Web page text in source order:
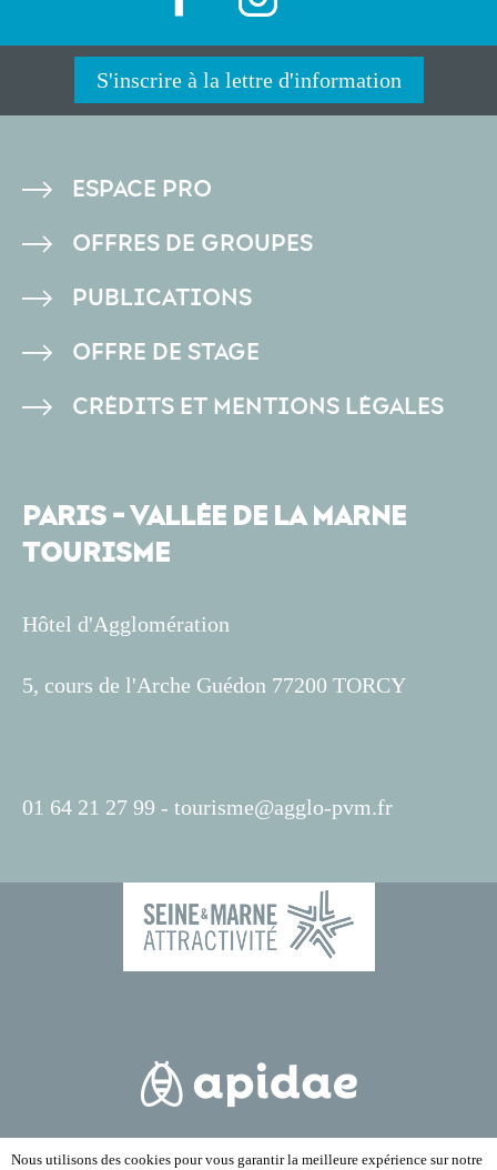
S'inscrire à la lettre d'information
PIED
DE
ESPACE PRO
OFFRES DE GROUPES
PUBLICATIONS
OFFRE DE STAGE
CRÉDITS ET MENTIONS LÉGALES
PARIS - VALLÉE DE LA MARNE
TOURISME
Hôtel d'Agglomération
5, cours de l'Arche Guédon 77200 TORCY
01 64 21 27 99 - tourisme@agglo-pvm.fr
Nous utilisons des cookies pour vous garantir la meilleure expérience sur notre